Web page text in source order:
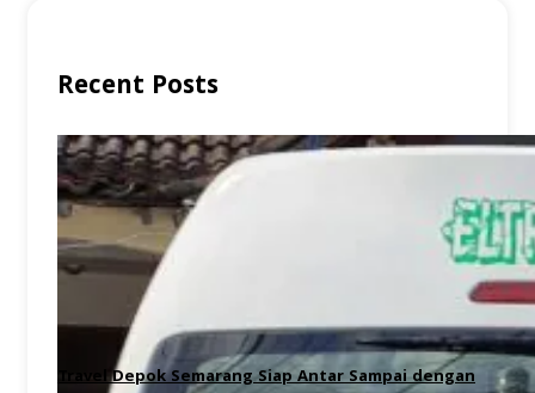
Recent Posts
Travel Depok Semarang Siap Antar Sampai dengan